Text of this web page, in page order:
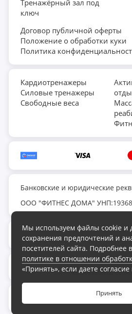
Мы используем файлы cookie и
сохранения предпочтений и
посетителей сайта. Подробнее в
политике в отношении
«Принять», если даете согласие
Принять
Тренажёрный зал под
ключ
Договор публичной оферты
Положение о обработки куки
Политика
Кардиотренажеры
Силовые тренажеры
Свободные веса
Банковские и юридические
ООО "ФИТНЕС ДОМА"
Обратный
Интернет-магазин